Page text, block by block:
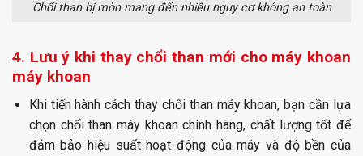
Chổi than bị mòn mang đến nhiều nguy cơ không an toàn
4. Lưu ý khi thay chổi than mới cho máy khoan
máy khoan
Khi tiến hành cách thay chổi than máy khoan, bạn cần lựa
chọn chổi than máy khoan chính hãng, chất lượng tốt để
đảm bảo hiệu suất hoạt động của máy và độ bền của